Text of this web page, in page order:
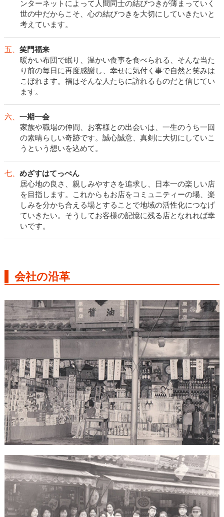
ンターネットによって人間同士の結びつきが薄まっていく
世の中だからこそ、心の結びつきを大切にしていきたいと
考えています。
五、 笑門福来
暖かい布団で眠り、温かい食事を食べられる、そんな当た
り前の毎日に再度感謝し、幸せに気付く事で自然と笑みは
こぼれます。福はそんな人たちに訪れるものだと信じてい
ます。
六、 一期一会
家族や職場の仲間、お客様との出会いは、一生のうち一回
の素晴らしい奇跡です。誠心誠意、真剣に大切にしていこ
うという想いを込めて。
七、 めざすはてっぺん
居心地の良さ、親しみやすさを追求し、日本一の楽しい店
を目指します。これからもお店をコミュニティーの場、楽
しみを分かち合える場とすることで地域の活性化につなげ
ていきたい。そうしてお客様の記憶に残る店となれれば幸
いです。
会社の沿革